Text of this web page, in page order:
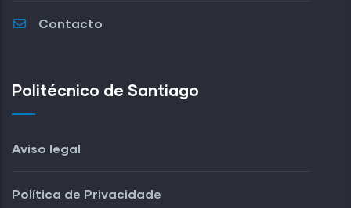
Contacto
Politécnico de Santiago
Aviso legal
Política de Privacidade